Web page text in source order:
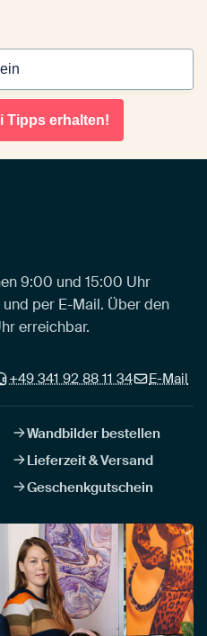
Tipps erhalten!
9:00 und 15:00 Uhr
per E-Mail. Über den
erreichbar.
+49 341 92 88 11 34 E-Mail
Wandbilder bestellen
Lieferzeit & Versand
Geschenkgutschein